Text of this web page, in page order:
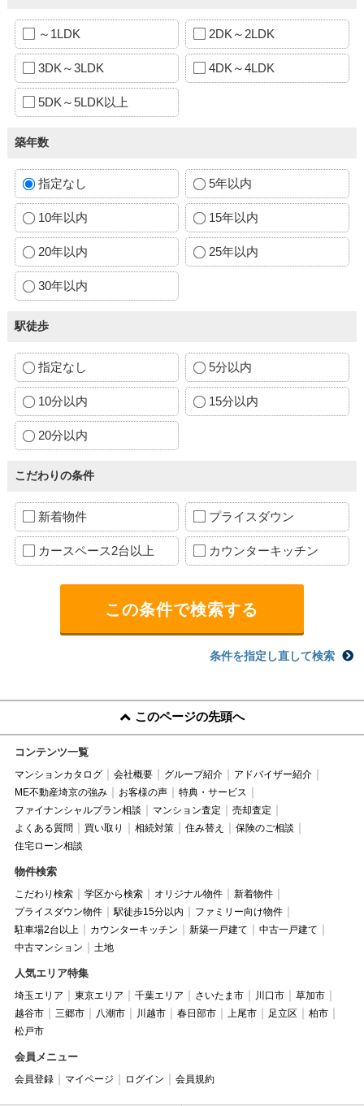
～1LDK 2DK～2LDK
3DK～3LDK 4DK～4LDK
5DK～5LDK以上
築年数
指定なし 5年以内
10年以内 15年以内
20年以内 25年以内
30年以内
駅徒歩
指定なし 5分以内
10分以内 15分以内
20分以内
こだわりの条件
新着物件 プライスダウン
カースペース2台以上 カウンターキッチン
条件を指定し直して検索
このページの先頭へ
コンテンツ一覧
マンションカタログ 会社概要 グループ紹介
アドバイザー紹介
ME不動産埼京の強み
お客様の声
特典・サービス
ファイナンシャルプラン相談
マンション査定
売却査定
よくある質問
買い取り 相続対策 住み替え
保険のご相談
住宅ローン相談
物件検索
こだわり検索 学区から検索 オリジナル物件
新着物件
プライスダウン物件
駅徒歩15分以内
ファミリー向け物件
駐車場2台以上
カウンターキッチン 新築一戸建て
中古一戸建て
中古マンション
土地
人気エリア特集
埼玉エリア 東京エリア 千葉エリア さいたま市 川口市
草加市
越谷市
三郷市 八潮市 川越市 春日部市 上尾市 足立区
柏市
松戸市
会員メニュー
会員登録 マイページ ログイン 会員規約